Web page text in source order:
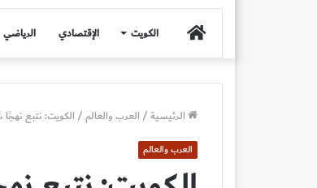
الصفحة
الرئيسية
الكويت الإقتصادي الرياضي
الرئيسية/العرب والعالم/الكويت: نتبع نهجًا
العرب والعالم